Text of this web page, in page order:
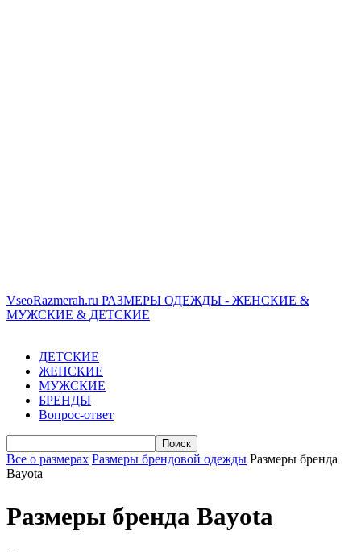
VseoRazmerah.ru РАЗМЕРЫ ОДЕЖДЫ - ЖЕНСКИЕ &
МУЖСКИЕ & ДЕТСКИЕ
ДЕТСКИЕ
ЖЕНСКИЕ
МУЖСКИЕ
БРЕНДЫ
Вопрос-ответ
Все о размерах Размеры брендовой одежды Размеры бренда
Bayota
Размеры бренда Bayota